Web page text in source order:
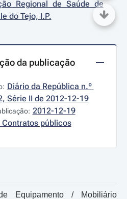
Regional de Saúde de
do Tejo, I.P.
da publicação
Diário da República n.º
Série II de 2012-12-19
2012-12-19
Contratos públicos
Equipamento / Mobiliário